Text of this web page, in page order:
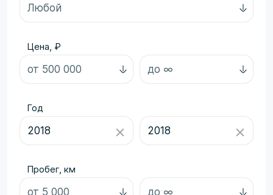
Цена, ₽
Год
Пробег, км